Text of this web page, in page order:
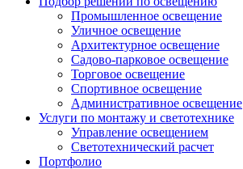
Промышленное освещение
Уличное освещение
Архитектурное освещение
Садово-парковое освещение
Торговое освещение
Спортивное освещение
Административное освещение
Услуги по монтажу и светотехнике
Управление освещением
Светотехнический расчет
Портфолио